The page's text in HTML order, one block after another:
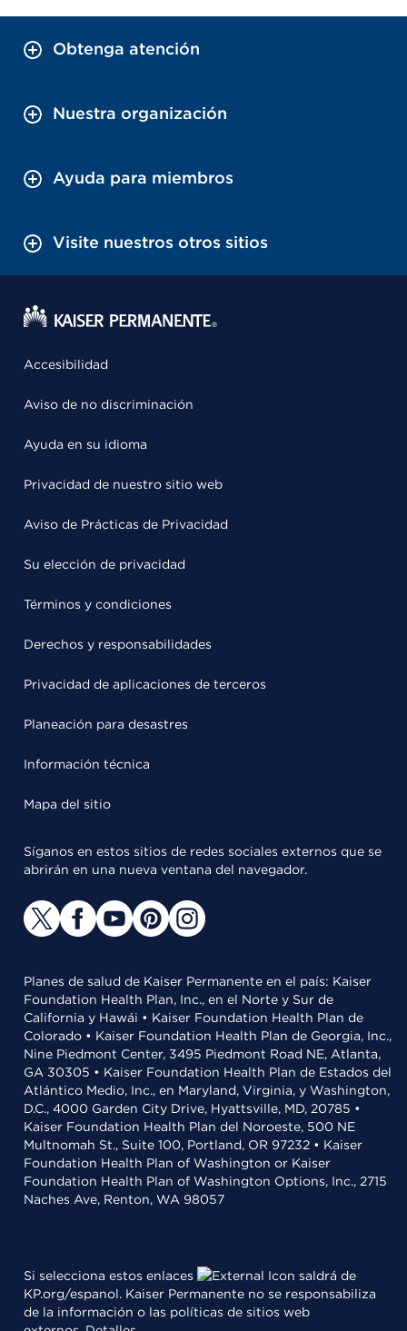
Obtenga atención
Nuestra organización
Ayuda para miembros
Visite nuestros otros sitios
Accesibilidad
Aviso de no discriminación
Ayuda en su idioma
Privacidad de nuestro sitio web
Aviso de Prácticas de Privacidad
Su elección de privacidad
Términos y condiciones
Derechos y responsabilidades
Privacidad de aplicaciones de terceros
Planeación para desastres
Información técnica
Mapa del sitio
Síganos en estos sitios de redes sociales externos que se
abrirán en una nueva ventana del navegador.
Planes de salud de Kaiser Permanente en el país: Kaiser
Foundation Health Plan, Inc., en el Norte y Sur de
California y Hawái • Kaiser Foundation Health Plan de
Colorado • Kaiser Foundation Health Plan de Georgia, Inc.,
Nine Piedmont Center, 3495 Piedmont Road NE, Atlanta,
GA 30305 • Kaiser Foundation Health Plan de Estados del
Atlántico Medio, Inc., en Maryland, Virginia, y Washington,
D.C., 4000 Garden City Drive, Hyattsville, MD, 20785 •
Kaiser Foundation Health Plan del Noroeste, 500 NE
Multnomah St., Suite 100, Portland, OR 97232 • Kaiser
Foundation Health Plan of Washington or Kaiser
Foundation Health Plan of Washington Options, Inc., 2715
Naches Ave, Renton, WA 98057
Si selecciona estos enlaces
saldrá de
KP.org/espanol. Kaiser Permanente no se responsabiliza
de la información o las políticas de sitios web